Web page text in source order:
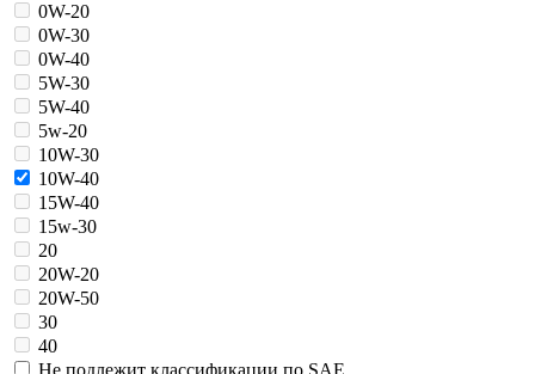
0W-20
0W-30
0W-40
5W-30
5W-40
5w-20
10W-30
10W-40
15W-40
15w-30
20
20W-20
20W-50
30
40
Не подлежит классификации по SAE